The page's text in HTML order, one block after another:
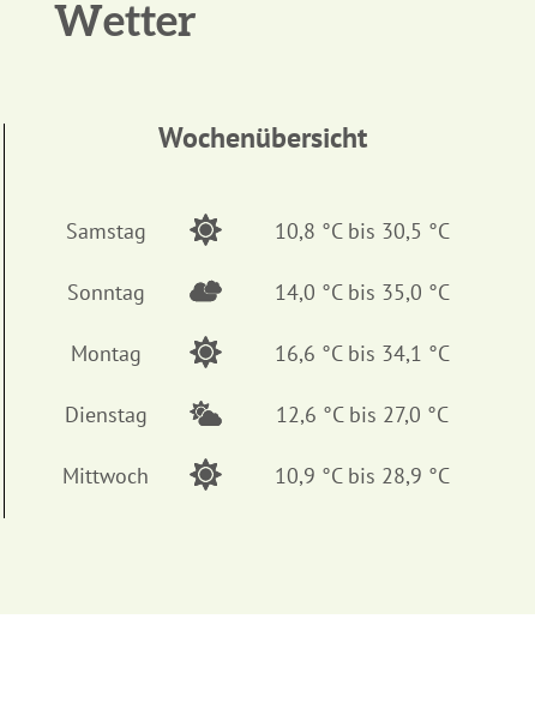
Wetter
Wochenübersicht
Samstag 10,8 °C bis 30,5 °C
Sonntag 14,0 °C bis 35,0 °C
Montag 16,6 °C bis 34,1 °C
Dienstag 12,6 °C bis 27,0 °C
Mittwoch 10,9 °C bis 28,9 °C